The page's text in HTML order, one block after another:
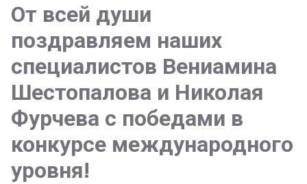
От всей души
поздравляем наших
специалистов Вениамина
Шестопалова и Николая
Фурчева с победами в
конкурсе международного
уровня!